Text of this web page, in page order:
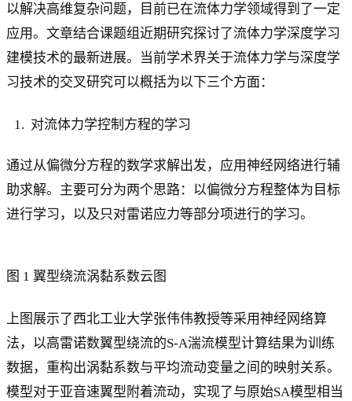
以解决高维复杂问题，目前已在流体力学领域得到了一定
应用。文章结合课题组近期研究探讨了流体力学深度学习
建模技术的最新进展。当前学术界关于流体力学与深度学
习技术的交叉研究可以概括为以下三个方面：
对流体力学控制方程的学习
通过从偏微分方程的数学求解出发，应用神经网络进行辅
助求解。主要可分为两个思路：以偏微分方程整体为目标
进行学习，以及只对雷诺应力等部分项进行的学习。
图 1 翼型绕流涡黏系数云图
上图展示了西北工业大学张伟伟教授等采用神经网络算
法，以高雷诺数翼型绕流的S-A湍流模型计算结果为训练
数据，重构出涡黏系数与平均流动变量之间的映射关系。
模型对于亚音速翼型附着流动，实现了与原始SA模型相当